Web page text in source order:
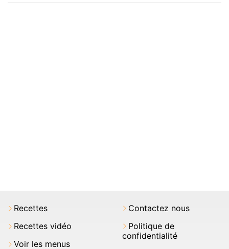
Recettes
Recettes vidéo
Voir les menus
Contactez nous
Politique de
confidentialité